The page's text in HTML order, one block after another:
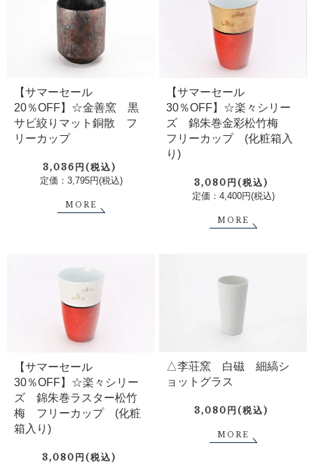
【サマーセール
20％OFF】☆金善窯 黒
サビ絞りマット銅散 フ
リーカップ
3,036円(税込)
定価：3,795円(税込)
MORE
【サマーセール
30％OFF】☆楽々シリー
ズ 錦朱巻金彩松竹梅
フリーカップ (化粧箱入
り)
3,080円(税込)
定価：4,400円(税込)
MORE
【サマーセール
30％OFF】☆楽々シリー
ズ 錦朱巻ラスター松竹
梅 フリーカップ (化粧
箱入り)
3,080円(税込)
△李荘窯 白磁 細縞シ
ョットグラス
3,080円(税込)
MORE